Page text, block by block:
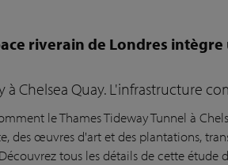
riverain de Londres
à Chelsea Quay. L'infrastructure
le Thames Tideway Tunnel à
des œuvres d'art et des plantations,
tous les détails de cette étude